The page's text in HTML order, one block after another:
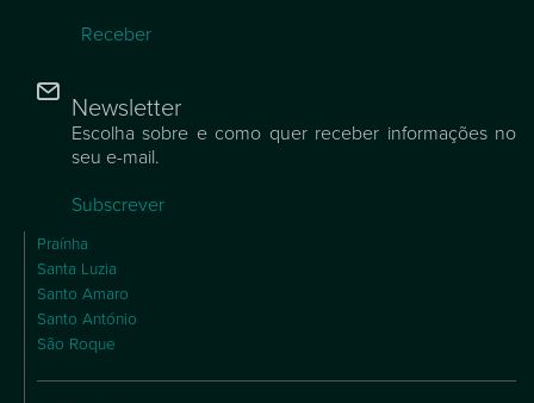
Receber
Newsletter
Escolha sobre e como quer receber informações no
seu e-mail.
Subscrever
Praínha
Santa Luzia
Santo Amaro
Santo António
São Roque